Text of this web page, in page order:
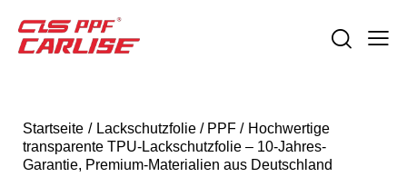
Startseite Lackschutzfolie / PPF
Hochwertige
transparente TPU-Lackschutzfolie – 10-Jahres-
Garantie, Premium-Materialien aus Deutschland